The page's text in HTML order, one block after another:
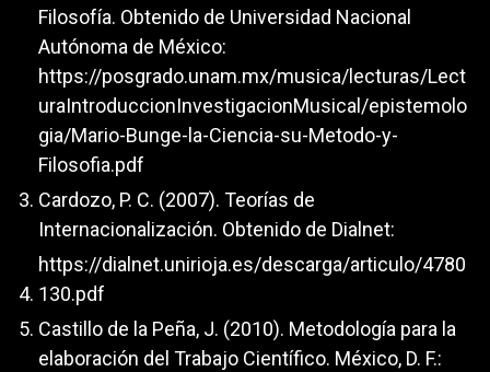
Filosofía. Obtenido de Universidad Nacional
Autónoma de México:
https://posgrado.unam.mx/musica/lecturas/Lect
uraIntroduccionInvestigacionMusical/epistemolo
gia/Mario-Bunge-la-Ciencia-su-Metodo-y-
Filosofia.pdf
Cardozo, P. C. (2007). Teorías de
Internacionalización. Obtenido de Dialnet:
https://dialnet.unirioja.es/descarga/articulo/4780
130.pdf
Castillo de la Peña, J. (2010). Metodología para la
elaboración del Trabajo Científico. México, D. F.: